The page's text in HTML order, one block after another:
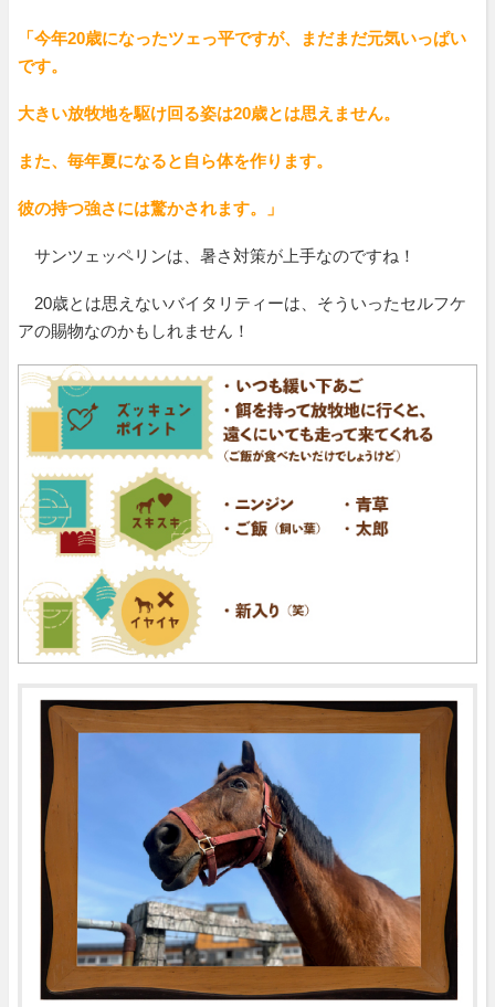
「今年20歳になったツェっ平ですが、まだまだ元気いっぱい
です。
大きい放牧地を駆け回る姿は20歳とは思えません。
また、毎年夏になると自ら体を作ります。
彼の持つ強さには驚かされます。」
サンツェッペリンは、暑さ対策が上手なのですね！
20歳とは思えないバイタリティーは、そういったセルフケ
アの賜物なのかもしれません！